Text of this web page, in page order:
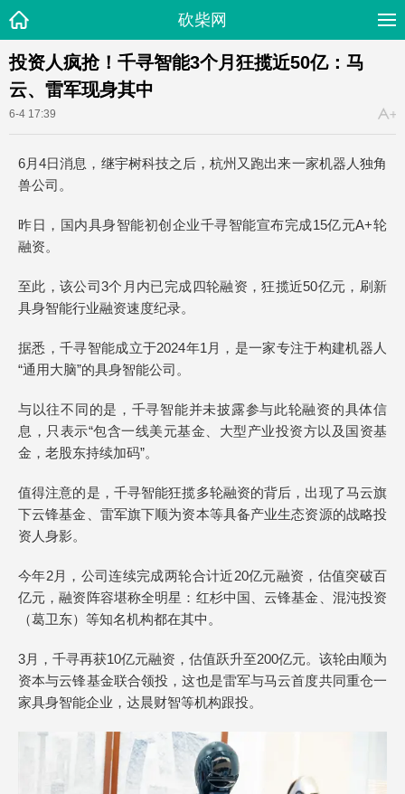
砍柴网
投资人疯抢！千寻智能3个月狂揽近50亿：马
云、雷军现身其中
6-4 17:39
6月4日消息，继宇树科技之后，杭州又跑出来一家机器人独角
兽公司。
昨日，国内具身智能初创企业千寻智能宣布完成15亿元A+轮
融资。
至此，该公司3个月内已完成四轮融资，狂揽近50亿元，刷新
具身智能行业融资速度纪录。
据悉，千寻智能成立于2024年1月，是一家专注于构建机器人
“通用大脑”的具身智能公司。
与以往不同的是，千寻智能并未披露参与此轮融资的具体信
息，只表示“包含一线美元基金、大型产业投资方以及国资基
金，老股东持续加码”。
值得注意的是，千寻智能狂揽多轮融资的背后，出现了马云旗
下云锋基金、雷军旗下顺为资本等具备产业生态资源的战略投
资人身影。
今年2月，公司连续完成两轮合计近20亿元融资，估值突破百
亿元，融资阵容堪称全明星：红杉中国、云锋基金、混沌投资
（葛卫东）等知名机构都在其中。
3月，千寻再获10亿元融资，估值跃升至200亿元。该轮由顺为
资本与云锋基金联合领投，这也是雷军与马云首度共同重仓一
家具身智能企业，达晨财智等机构跟投。